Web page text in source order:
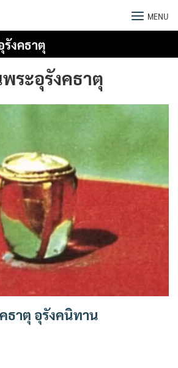
MENU
งคธาตุ
ระอุรังคธาตุ
ธาตุ อุรังคนิทาน